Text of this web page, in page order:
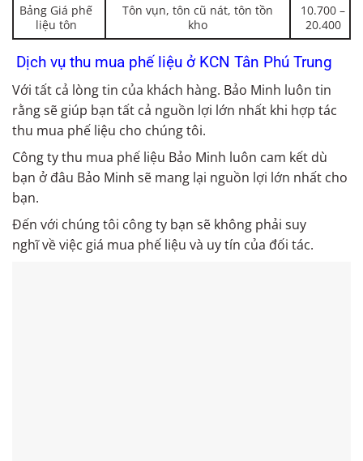
Bảng Giá phế
liệu tôn
Tôn vụn, tôn cũ nát, tôn tồn
kho
10.700 –
20.400
Dịch vụ thu mua phế liệu ở KCN Tân Phú Trung
Với tất cả lòng tin của khách hàng. Bảo Minh luôn tin
rằng sẽ giúp bạn tất cả nguồn lợi lớn nhất khi hợp tác
thu mua phế liệu cho chúng tôi.
Công ty thu mua phế liệu Bảo Minh luôn cam kết dù
bạn ở đâu Bảo Minh sẽ mang lại nguồn lợi lớn nhất cho
bạn.
Đến với chúng tôi công ty bạn sẽ không phải suy
nghĩ về việc giá mua phế liệu và uy tín của đối tác.